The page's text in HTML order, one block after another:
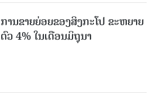
ການຂາຍຍ່ອຍຂອງສິງກະໂປ ຂະຫຍາຍ
ຕົວ 4% ໃນເດືອນມິຖຸນາ